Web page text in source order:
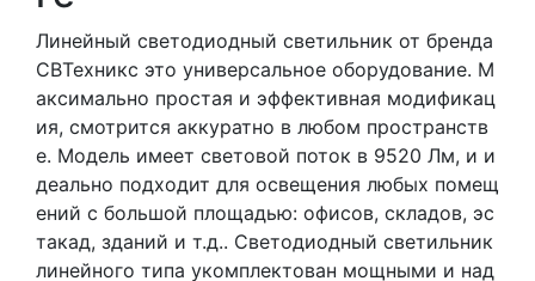
Линейный светодиодный светильник от бренда
СВТехникс это универсальное оборудование. М
аксимально простая и эффективная модификац
ия, смотрится аккуратно в любом пространств
е. Модель имеет световой поток в 9520 Лм, и и
деально подходит для освещения любых помещ
ений с большой площадью: офисов, складов, эс
такад, зданий и т.д.. Светодиодный светильник
линейного типа укомплектован мощными и над